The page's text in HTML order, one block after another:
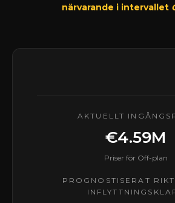
närvarande i intervallet
AKTUELLT
€4.59M
Priser för Off-plan
PROGNOSTISERAT